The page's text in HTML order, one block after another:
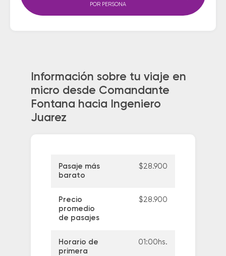
POR PERSONA
Información sobre tu viaje en
micro desde Comandante
Fontana hacia Ingeniero
Juarez
Pasaje más
barato
$28.900
Precio
promedio
de pasajes
$28.900
Horario de
primera
01:00hs.